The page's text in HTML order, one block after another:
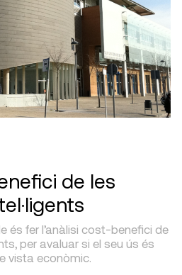
de les
és fer l’anàlisi cost-benefici de
per avaluar si el seu ús és
vista econòmic.